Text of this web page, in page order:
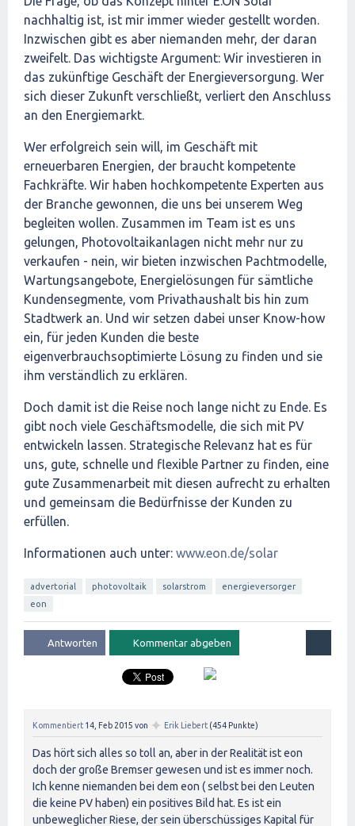
nachhaltig ist, ist mir immer wieder gestellt worden.
Inzwischen gibt es aber niemanden mehr, der daran
zweifelt. Das wichtigste Argument: Wir investieren in
das zukünftige Geschäft der Energieversorgung. Wer
sich dieser Zukunft verschließt, verliert den Anschluss
an den Energiemarkt.
Wer erfolgreich sein will, im Geschäft mit
erneuerbaren Energien, der braucht kompetente
Fachkräfte. Wir haben hochkompetente Experten aus
der Branche gewonnen, die uns bei unserem Weg
begleiten wollen. Zusammen im Team ist es uns
gelungen, Photovoltaikanlagen nicht mehr nur zu
verkaufen - nein, wir bieten inzwischen Pachtmodelle,
Wartungsangebote, Energielösungen für sämtliche
Kundensegmente, vom Privathaushalt bis hin zum
Stadtwerk an. Und wir setzen dabei unser Know-how
ein, für jeden Kunden die beste
eigenverbrauchsoptimierte Lösung zu finden und sie
ihm verständlich zu erklären.
Doch damit ist die Reise noch lange nicht zu Ende. Es
gibt noch viele Geschäftsmodelle, die sich mit PV
entwickeln lassen. Strategische Relevanz hat es für
uns, gute, schnelle und flexible Partner zu finden, eine
gute Zusammenarbeit mit diesen aufrecht zu erhalten
und gemeinsam die Bedürfnisse der Kunden zu
erfüllen.
Informationen auch unter: www.eon.de/solar
advertorial photovoltaik solarstrom
energieversorger
eon
Kommentiert 14, Feb 2015 von ✦ Erik Liebert (454 Punkte)
Das hört sich alles so toll an, aber in der Realität ist eon
doch der große Bremser gewesen und ist es immer noch.
Ich kenne niemanden bei dem eon ( selbst bei den Leuten
die keine PV haben) ein positives Bild hat. Es ist ein
unbeweglicher Riese, der sein überschüssiges Kapital für